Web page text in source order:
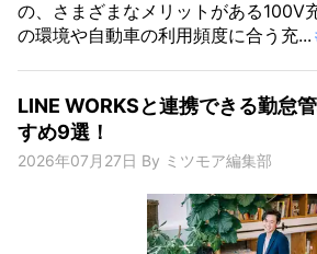
の、さまざまなメリットがある100V
の環境や自動車の利用頻度に合う充...
LINE WORKSと連携できる勤怠
すめ9選！
2026年07月27日 By ミツモア編集部